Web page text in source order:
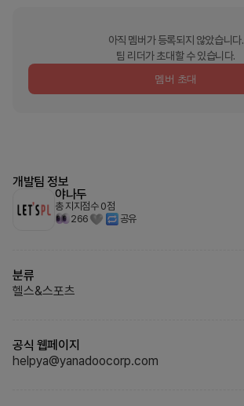
아직 멤버가 등록되지 않았습니다.
팀 리더가 초대할 수 있습니다.
멤버 초대
개발팀 정보
야나두
총 지지점수 0점
266
공유
분류
헬스&스포츠
공식 웹페이지
helpya@yanadoocorp.com